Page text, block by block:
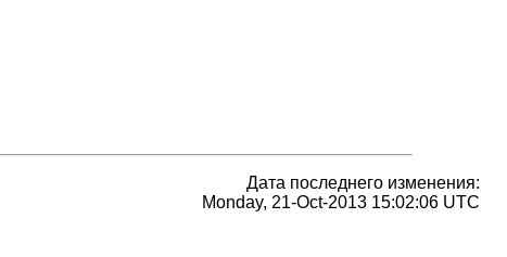
Дата последнего изменения:
Monday, 21-Oct-2013 15:02:06 UTC